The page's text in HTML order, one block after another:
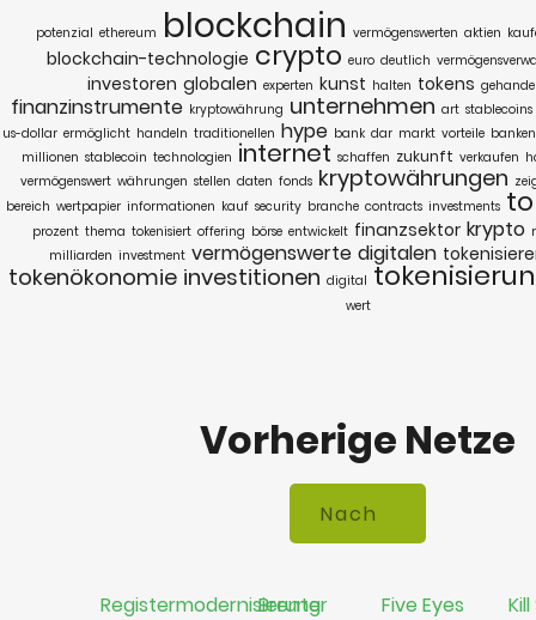
potenzial ethereum blockchain vermögenswerten aktien
blockchain-technologie crypto euro deutlich
investoren globalen experten kunst halten tokens
finanzinstrumente kryptowährung unternehmen art stablecoins
us-dollar ermöglicht handeln traditionellen hype bank dar markt vorteile banken
millionen stablecoin technologien internet schaffen zukunft verkaufen
vermögenswert währungen stellen daten fonds kryptowährungen
bereich wertpapier informationen kauf security branche contracts investments
prozent thema tokenisiert offering börse entwickelt finanzsektor krypto
milliarden investment vermögenswerte digitalen
tokenökonomie investitionen digital
wert
Vorherige Netze
Registermodernisierung
Brenter Five Eyes